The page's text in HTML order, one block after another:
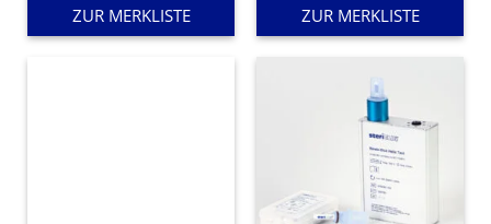
ZUR MERKLISTE ZUR MERKLISTE